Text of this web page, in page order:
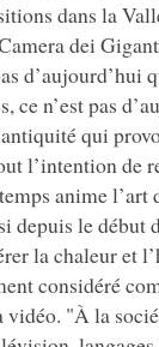
dans la
dei
d’aujourd’hui
ce n’est pas
qui
l’intention de
anime l’art
depuis le début
la chaleur et
considéré
"À la